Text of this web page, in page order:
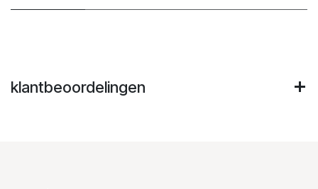
klantbeoordelingen